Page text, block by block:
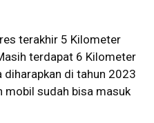
terakhir 5 Kilometer
terdapat 6 Kilometer
diharapkan di tahun 2023
mobil sudah bisa masuk